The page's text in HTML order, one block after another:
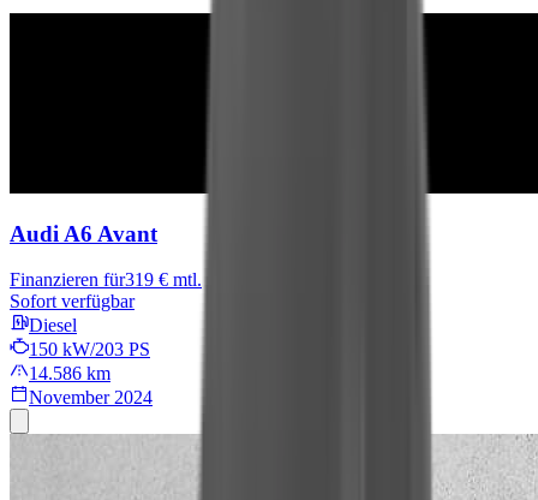
Audi A6 Avant
Finanzieren für319 € mtl.
Sofort verfügbar
Diesel
150 kW/203 PS
14.586 km
November 2024